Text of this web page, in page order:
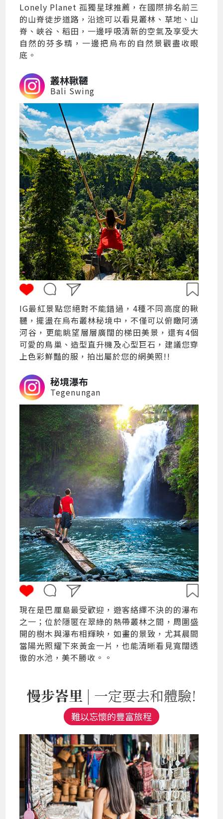
Lonely Planet 孤獨星球推薦，在國際排名前三
的山脊徒步道路，沿途可以看見叢林、草地、山
脊、峽谷、稻田，一邊呼吸清新的空氣及享受大
自然的芬多精，一邊把烏布的自然景觀盡收眼
底。
叢林鞦韆
Bali Swing
IG最紅景點您絕對不能錯過，4種不同高度的鞦
韆，擺盪在烏布叢林秘境中，不僅可以俯瞰阿湧
河谷，更能眺望層層廣闊的梯田美景，還有4個
可愛的鳥巢、造型直升機及心型巨石，建議您穿
上色彩鮮豔的服，拍出屬於您的網美照!!
秘境瀑布
Tegenungan
現在是巴厘島最受歡迎，遊客絡繹不決的的瀑布
之一；位於隱匿在翠綠的熱帶叢林之間，周圍盛
開的樹木與瀑布相輝映，如畫的景致，尤其晨間
當陽光照耀下來黃金一片，也能清晰看見寬闊透
徹的水池，美不勝收。。
慢步峇里 | 一定要去和體驗!
難以忘懷的豐富旅程